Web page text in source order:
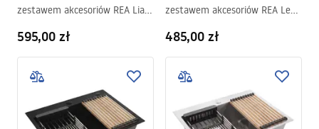
zestawem akcesoriów REA Liam
595,00 zł
zestawem akcesoriów REA Leo
485,00 zł